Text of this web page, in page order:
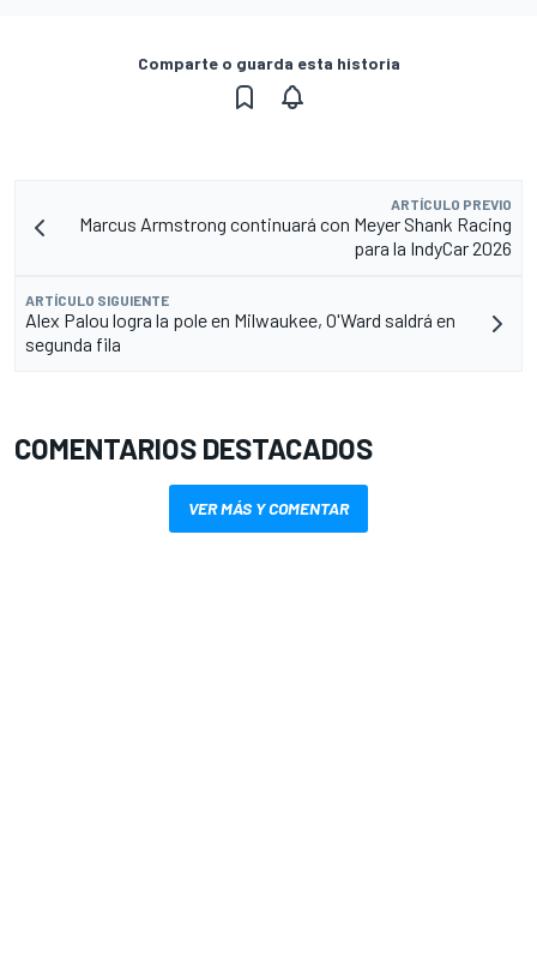
Comparte o guarda esta historia
ARTÍCULO PREVIO
Marcus Armstrong continuará con Meyer Shank Racing
para la IndyCar 2026
ARTÍCULO SIGUIENTE
Alex Palou logra la pole en Milwaukee, O'Ward saldrá en
segunda fila
COMENTARIOS DESTACADOS
VER MÁS Y COMENTAR